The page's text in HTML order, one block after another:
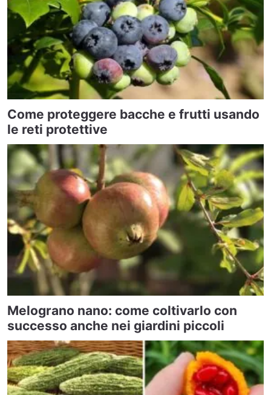
Come proteggere bacche e frutti usando
le reti protettive
Melograno nano: come coltivarlo con
successo anche nei giardini piccoli